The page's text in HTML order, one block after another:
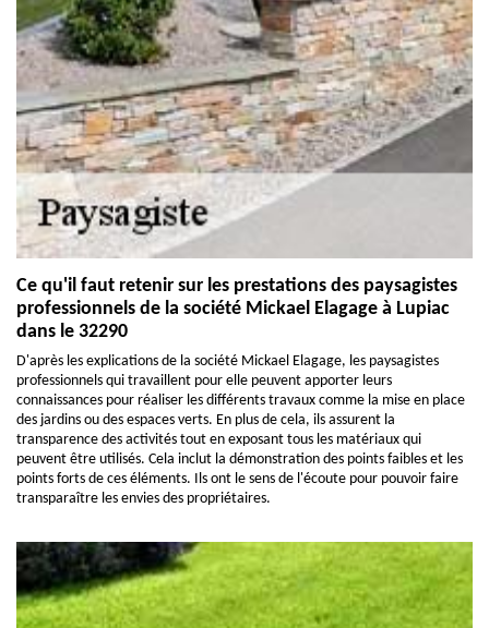
Ce qu'il faut retenir sur les prestations des paysagistes
professionnels de la société Mickael Elagage à Lupiac
dans le 32290
D'après les explications de la société Mickael Elagage, les paysagistes
professionnels qui travaillent pour elle peuvent apporter leurs
connaissances pour réaliser les différents travaux comme la mise en place
des jardins ou des espaces verts. En plus de cela, ils assurent la
transparence des activités tout en exposant tous les matériaux qui
peuvent être utilisés. Cela inclut la démonstration des points faibles et les
points forts de ces éléments. Ils ont le sens de l'écoute pour pouvoir faire
transparaître les envies des propriétaires.